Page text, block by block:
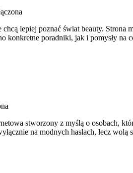
lepiej poznać świat beauty. Strona
poradniki, jak i pomysły
stworzony z myślą o osobach,
na modnych hasłach, lecz